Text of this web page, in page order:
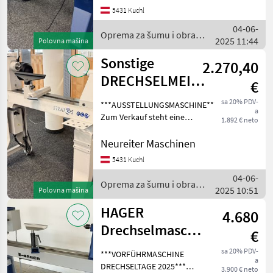
Polovna mašina
Drechselmaschine mit einer
Die Aus
5431 Kuchl
Oprema za šumu i obradu
drveta / Sonstige
04-06-
2025 11:44
Polovna mašina
Sonstige
DRECHSELMEISTER
Drechselmaschine
STRATOS ECO
2.270,40
€
sa 20% PDV-
a
1.892 € neto
***AUSSTELLUNGSMASCHINE***
Zum Verkauf steht eine
Drechselmeister STRATOS
einer Spitzenweite von 680
Neureiter Maschinen
5431 Kuchl
Oprema za šumu i obradu
drveta / Sonstige
04-06-
2025 10:51
HAGER
Drechselmaschine
HDE300
4.680
€
sa 20% PDV-
a
3.900 € neto
***VORFÜHRMASCHINE
DRECHSELTAGE 2025***